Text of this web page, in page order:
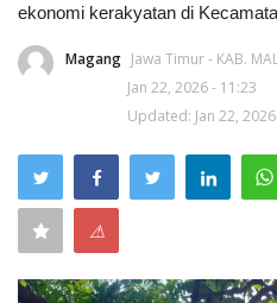
Keamanan
Cybers Event
UMKM & Ekonomi Kreatif
Pekerja Migran Indonesia
ekonomi kerakyatan di
Magang Jawa Timur - KAB.
Jan 22, 2026 - 11:23
Updated: Jan 22,
⚠